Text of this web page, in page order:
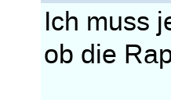
Ich muss
ob die